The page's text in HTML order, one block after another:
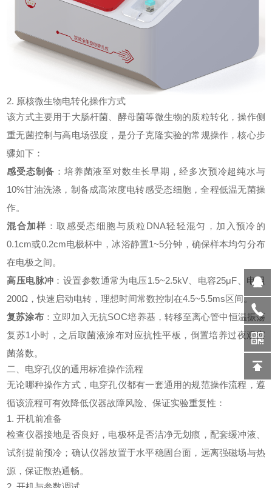
2. 原核微生物电转化操作方式
该方式主要用于大肠杆菌、酵母菌等微生物的质粒转化，操作侧
重无菌控制与高电场强度，是分子克隆实验的常规操作，核心步
骤如下：
感受态制备 ：培养菌液至对数生长早期，经多次预冷超纯水与
10%甘油洗涤，制备成高浓度电转感受态细胞，全程低温无菌操
作。
混合加样 ：取感受态细胞与质粒DNA轻轻混匀，加入预冷的
0.1cm或0.2cm电极杯中，冰浴静置1~5分钟，确保样本均匀分布
在电极之间。
高压电脉冲 ：设置参数通常为电压1.5~2.5kV、电容25μF、电阻
200Ω，快速启动电转，理想时间常数控制在4.5~5.5ms区间。
复苏涂布：立即加入无抗SOC培养基，转移至离心管中恒温振荡
复苏1小时，之后取菌液涂布对应抗性平板，倒置培养过夜观察
菌落数。
二、电穿孔仪的通用标准操作流程
无论哪种操作方式， 电穿孔仪都有一套通用的规范操作流程，遵
循该流程可有效降低仪器故障风险、保证实验重复性：
1. 开机前准备
检查仪器接地是否良好，电极杯是否洁净无划痕，配套缓冲液、
试剂提前预冷；确认仪器放置于水平稳固台面，远离强磁场与热
源，保证散热通畅。